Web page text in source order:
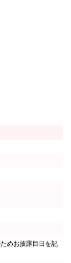
めお披露目日を記